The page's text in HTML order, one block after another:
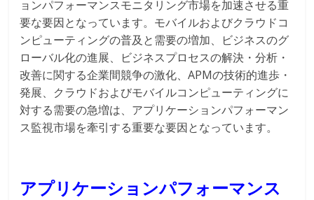
ョンパフォーマンスモニタリング市場を加速させる重
要な要因となっています。モバイルおよびクラウドコ
ンピューティングの普及と需要の増加、ビジネスのグ
ローバル化の進展、ビジネスプロセスの解決・分析・
改善に関する企業間競争の激化、APMの技術的進歩・
発展、クラウドおよびモバイルコンピューティングに
対する需要の急増は、アプリケーションパフォーマン
ス監視市場を牽引する重要な要因となっています。
アプリケーションパフォーマンス